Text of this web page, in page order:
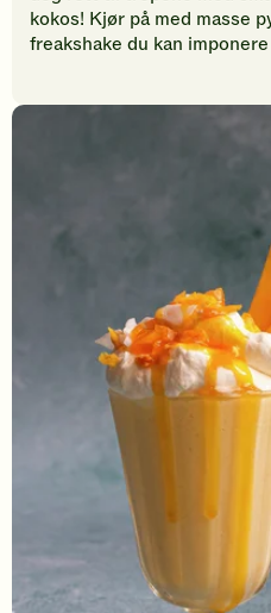
til
å
kokos! Kjør på med masse
freakshake du kan